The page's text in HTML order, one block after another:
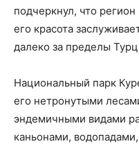
подчеркнул, что
его красота
далеко за пределы
Национальный парк
его нетронутыми
эндемичными видами
каньонами,